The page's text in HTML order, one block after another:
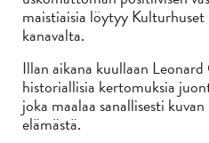
maistiaisia ​​löytyy Kulturhuset
kanavalta.
Illan aikana kuullaan
historiallisia kertomuksia
joka maalaa sanallisesti
elämästä.